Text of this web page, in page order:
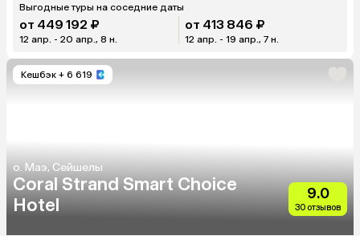
Выгодные туры на соседние даты
от 449 192 ₽
12 апр. - 20 апр., 8 н.
от 413 846 ₽
12 апр. - 19 апр., 7 н.
Кешбэк + 6 619
о. Маэ, Сейшелы
Coral Strand Smart Choice
Hotel
9.0
30 отзывов